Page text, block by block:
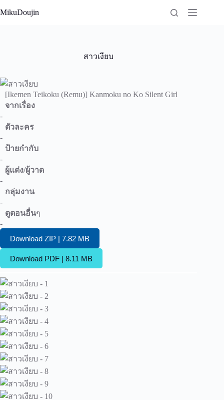
to
MikuDoujin
สาวเงียบ
[Ikemen Teikoku (Remu)] Kanmoku no Ko Silent Girl
จากเรื่อง
-
ตัวละคร
-
ป้ายกำกับ
-
ผู้แต่ง/ผู้วาด
-
กลุ่มงาน
-
ดูตอนอื่นๆ
-
Download ZIP | 7.82 MB
Download PDF | 8.11 MB